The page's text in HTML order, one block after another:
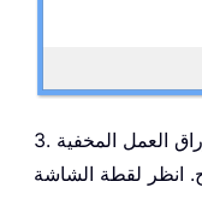
العمل المخفية